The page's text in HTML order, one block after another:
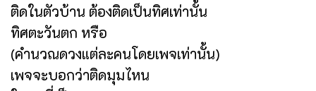
ติดในตัวบ้าน ต้องติดเป็นทิศเท่านั้น
ทิศตะวันตก หรือ
(คำนวณดวงแต่ละคนโดยเพจเท่านั้น)
เพจจะบอกว่าติดมุมไหน